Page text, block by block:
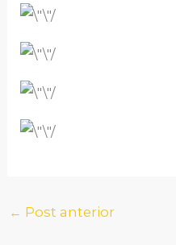
← Post anterior